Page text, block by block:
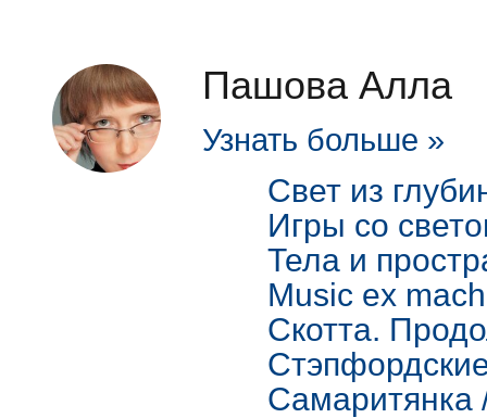
Пашова Алла
Узнать больше »
Свет из
Игры со
Тела и
Music ex
Скотта.
Самаритянка